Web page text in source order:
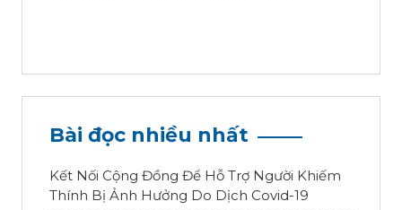
Bài đọc nhiều nhất
Kết Nối Cộng Đồng Để Hỗ Trợ Người Khiếm
Thính Bị Ảnh Hưởng Do Dịch Covid-19